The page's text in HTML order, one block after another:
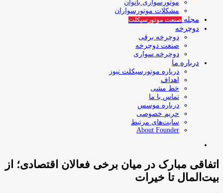
موتورسواری بانوان
مشکلات موتورسواران
مجله صنعت موتورسیکلت
دوچرخه
دوچرخه برقی
صنعت دوچرخه
دوچرخه سواری
درباره ما
درباره موتورسیکلت نیوز
اهداف
خط مشی
تماس با ما
درباره موسس
حریم خصوصی
سایت‌های مرتبط
About Founder
اتفاقی مبارک در میان برخی فعالان اقتصادی؛ از
بیت‌المال تا خیرات